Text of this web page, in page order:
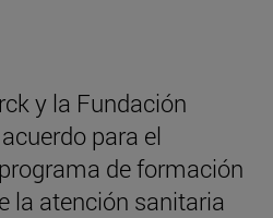
y la Fundación
para el
de formación
la atención sanitaria